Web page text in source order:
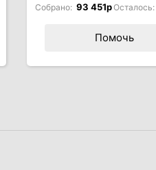
Собрано: 93 451pОсталось:
Помочь